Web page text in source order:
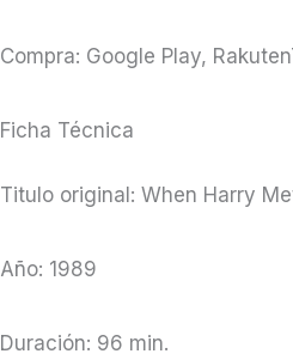
Compra: Google Play,
Ficha Técnica
Titulo original: When Harry
Año: 1989
Duración: 96 min.